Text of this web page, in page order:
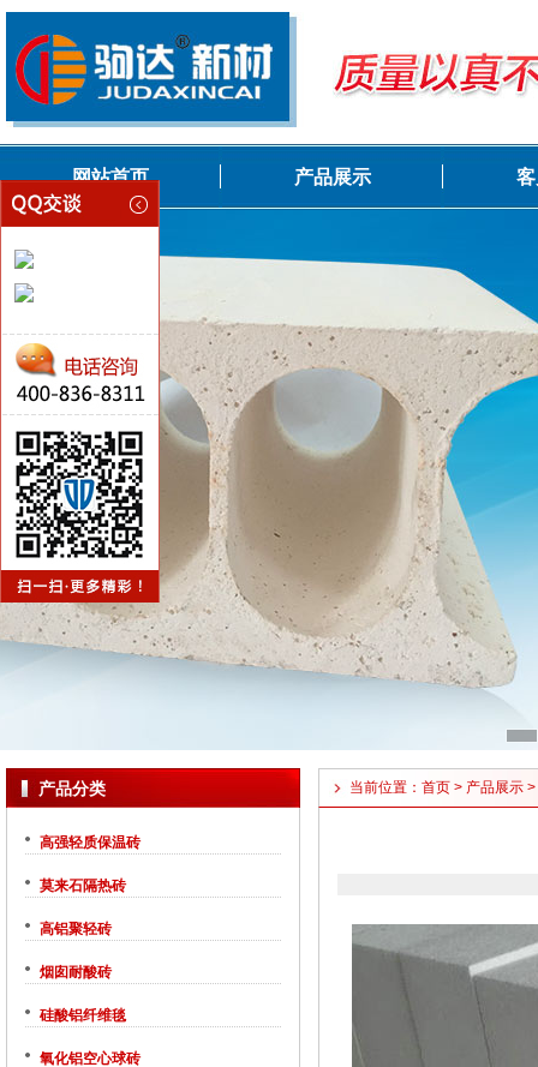
网站首页 产品展示
产品分类
高强轻质保温砖
莫来石隔热砖
高铝聚轻砖
烟囱耐酸砖
硅酸铝纤维毯
氧化铝空心球砖
当前位置： 首页 > 产品展示 >